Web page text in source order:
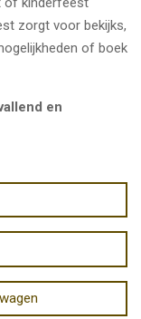
zorgt voor bekijks,
of boek
en